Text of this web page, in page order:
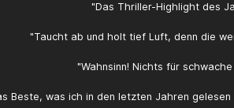
"Das Thriller-Highlight des
"Taucht ab und holt tief Luft, denn die
"Wahnsinn! Nichts für schwache
Beste, was ich in den letzten Jahren